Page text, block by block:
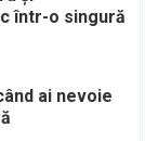
într-o singură
ai nevoie